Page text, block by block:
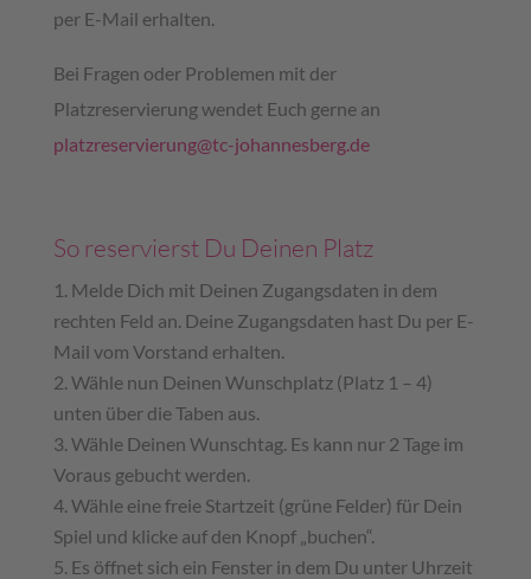
per E-Mail erhalten.
Bei Fragen oder Problemen mit der
Platzreservierung wendet Euch gerne an
platzreservierung@tc-johannesberg.de
So reservierst Du Deinen Platz
Melde Dich mit Deinen Zugangsdaten in dem
rechten Feld an. Deine Zugangsdaten hast Du per E-
Mail vom Vorstand erhalten.
Wähle nun Deinen Wunschplatz (Platz 1 – 4)
unten über die Taben aus.
Wähle Deinen Wunschtag. Es kann nur 2 Tage im
Voraus gebucht werden.
Wähle eine freie Startzeit (grüne Felder) für Dein
Spiel und klicke auf den Knopf „buchen“.
Es öffnet sich ein Fenster in dem Du unter Uhrzeit